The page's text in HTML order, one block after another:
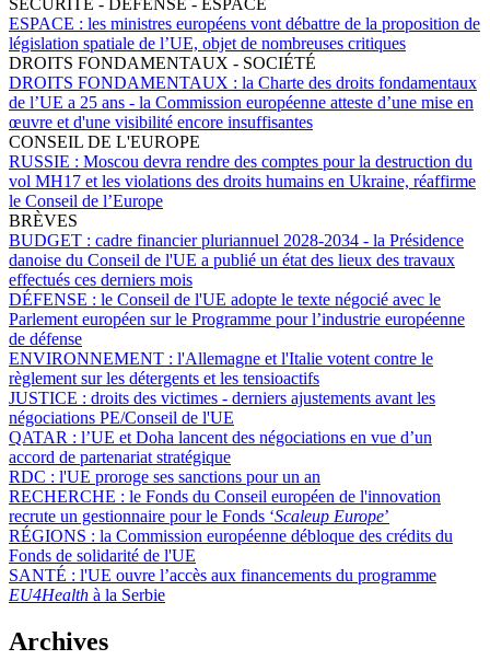
ESPACE : les ministres européens vont débattre de la proposition de
législation spatiale de l’UE, objet de nombreuses critiques
DROITS FONDAMENTAUX - SOCIÉTÉ
DROITS FONDAMENTAUX : la Charte des droits fondamentaux
de l’UE a 25 ans - la Commission européenne atteste d’une mise en
œuvre et d'une visibilité encore insuffisantes
CONSEIL DE L'EUROPE
RUSSIE : Moscou devra rendre des comptes pour la destruction du
vol MH17 et les violations des droits humains en Ukraine, réaffirme
le Conseil de l’Europe
BRÈVES
BUDGET : cadre financier pluriannuel 2028-2034 - la Présidence
danoise du Conseil de l'UE a publié un état des lieux des travaux
effectués ces derniers mois
DÉFENSE : le Conseil de l'UE adopte le texte négocié avec le
Parlement européen sur le Programme pour l’industrie européenne
de défense
ENVIRONNEMENT : l'Allemagne et l'Italie votent contre le
règlement sur les détergents et les tensioactifs
JUSTICE : droits des victimes - derniers ajustements avant les
négociations PE/Conseil de l'UE
QATAR : l’UE et Doha lancent des négociations en vue d’un
accord de partenariat stratégique
RDC : l'UE proroge ses sanctions pour un an
RECHERCHE : le Fonds du Conseil européen de l'innovation
recrute un gestionnaire pour le Fonds ‘Scaleup Europe’
RÉGIONS : la Commission européenne débloque des crédits du
Fonds de solidarité de l'UE
SANTÉ : l'UE ouvre l’accès aux financements du programme
EU4Health à la Serbie
Archives